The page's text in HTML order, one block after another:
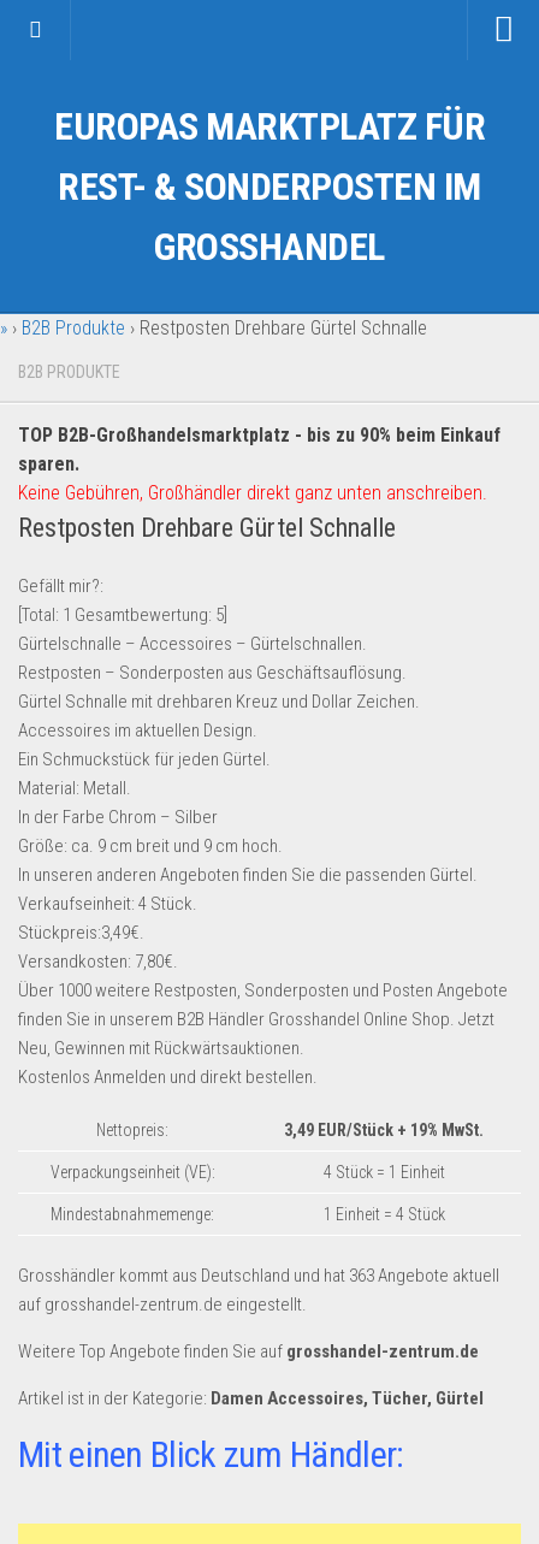
Kategorien
Auto & Motorrad
Fahrzeuge & Transport
Garten & Werkzeug
Geschäft, Büro & Schreibwaren
Geschenkartikel
Handy und Smartphone
Kosmetik & Pflege
Multimedia & Elektro
Münzen
Spielzeug & Games
Schuhe & Accessoires
Sport & Freizeit
Uhren & Schmuck
Wohnen & Einrichten
Restposten-Angebote
Restposten für Privatpersonen
eBay Restposten kaufen
Sonderposten-Angebote
Saison & Eventprodkte
Dropshipping-Produkte
B2B Produkte
Grosshandel
Amazon
Lidl
Kostenlos verkaufen
Newsletter
EUROPAS MARKTPLATZ FÜR
REST- & SONDERPOSTEN IM
GROSSHANDEL
» › B2B Produkte › Restposten Drehbare Gürtel Schnalle
B2B PRODUKTE
TOP B2B-Großhandelsmarktplatz - bis zu 90% beim Einkauf
sparen.
Keine Gebühren, Großhändler direkt ganz unten anschreiben.
Restposten Drehbare Gürtel Schnalle
Gefällt mir?:
[Total: 1 Gesamtbewertung: 5
Gürtelschnalle – Accessoires – Gürtelschnallen.
Restposten – Sonderposten aus Geschäftsauflösung.
Gürtel Schnalle mit drehbaren Kreuz und Dollar Zeichen.
Accessoires im aktuellen Design.
Ein Schmuckstück für jeden Gürtel.
Material: Metall.
In der Farbe Chrom – Silber
Größe: ca. 9 cm breit und 9 cm hoch.
In unseren anderen Angeboten finden Sie die passenden Gürtel.
Verkaufseinheit: 4 Stück.
Stückpreis:3,49€.
Versandkosten: 7,80€.
Über 1000 weitere Restposten, Sonderposten und Posten Angebote
finden Sie in unserem B2B Händler Grosshandel Online Shop. Jetzt
Neu, Gewinnen mit Rückwärtsauktionen.
Kostenlos Anmelden und direkt bestellen.
Nettopreis: 3,49 EUR/Stück + 19% MwSt.
Verpackungseinheit (VE): 4 Stück = 1 Einheit
Mindestabnahmemenge: 1 Einheit = 4 Stück
Grosshändler kommt aus Deutschland und hat 363 Angebote aktuell
auf grosshandel-zentrum.de eingestellt.
Weitere Top Angebote finden Sie auf grosshandel-zentrum.de
Artikel ist in der Kategorie: Damen Accessoires, Tücher, Gürtel
Mit einen Blick zum Händler: